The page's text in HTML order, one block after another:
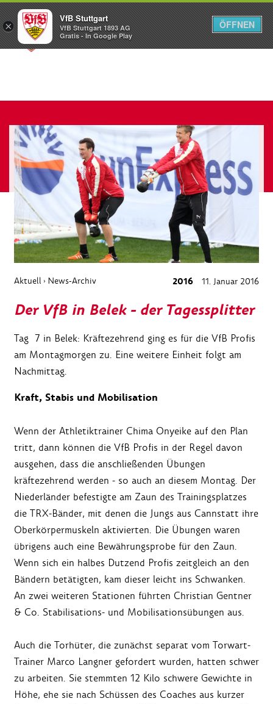
Menü
Aktuell › News-Archiv 2016 11. Januar 2016
Der VfB in Belek - der Tagessplitter
Tag 7 in Belek: Kräftezehrend ging es für die VfB Profis
am Montagmorgen zu. Eine weitere Einheit folgt am
Nachmittag.
Kraft, Stabis und Mobilisation
Wenn der Athletiktrainer Chima Onyeike auf den Plan
tritt, dann können die VfB Profis in der Regel davon
ausgehen, dass die anschließenden Übungen
kräftezehrend werden - so auch an diesem Montag. Der
Niederländer befestigte am Zaun des Trainingsplatzes
die TRX-Bänder, mit denen die Jungs aus Cannstatt ihre
Oberkörpermuskeln aktivierten. Die Übungen waren
übrigens auch eine Bewährungsprobe für den Zaun.
Wenn sich ein halbes Dutzend Profis zeitgleich an den
Bändern betätigten, kam dieser leicht ins Schwanken.
An zwei weiteren Stationen führten Christian Gentner
& Co. Stabilisations- und Mobilisationsübungen aus.
Auch die Torhüter, die zunächst separat vom Torwart-
Trainer Marco Langner gefordert wurden, hatten schwer
zu arbeiten. Sie stemmten 12 Kilo schwere Gewichte in
Höhe, ehe sie nach Schüssen des Coaches aus kurzer
×
VfB Stuttgart
VfB Stuttgart 1893 AG
Gratis - In Google Play
ÖFFNEN